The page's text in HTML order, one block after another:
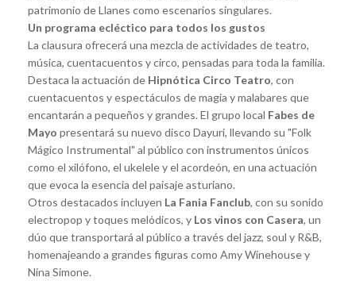
patrimonio de Llanes como escenarios singulares.
Un programa ecléctico para todos los gustos
La clausura ofrecerá una mezcla de actividades de teatro,
música, cuentacuentos y circo, pensadas para toda la familia.
Destaca la actuación de Hipnótica Circo Teatro, con
cuentacuentos y espectáculos de magia y malabares que
encantarán a pequeños y grandes. El grupo local Fabes de
Mayo presentará su nuevo disco Dayuri, llevando su "Folk
Mágico Instrumental" al público con instrumentos únicos
como el xilófono, el ukelele y el acordeón, en una actuación
que evoca la esencia del paisaje asturiano.
Otros destacados incluyen La Fania Fanclub, con su sonido
electropop y toques melódicos, y Los vinos con Casera, un
dúo que transportará al público a través del jazz, soul y R&B,
homenajeando a grandes figuras como Amy Winehouse y
Nina Simone.